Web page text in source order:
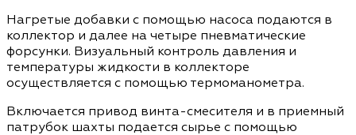
Нагретые добавки с помощью насоса подаются в
коллектор и далее на четыре пневматические
форсунки. Визуальный контроль давления и
температуры жидкости в коллекторе
осуществляется с помощью термоманометра.
Включается привод винта-смесителя и в приемный
патрубок шахты подается сырье с помощью